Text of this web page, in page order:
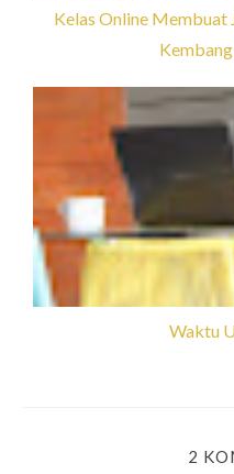
Kelas Online Membuat
Waktu
2